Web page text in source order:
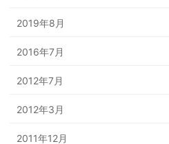
2019年8月
2016年7月
2012年7月
2012年3月
2011年12月